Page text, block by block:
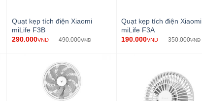
Quạt kẹp tích điện Xiaomi
miLife F3B
290.000VND 490.000VND
Quạt kẹp tích điện Xiaomi
miLife F3A
190.000VND 350.000VND